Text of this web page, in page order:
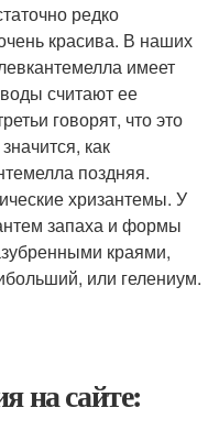
редко
красива. В наших
имеет
считают ее
говорят, что это
как
поздняя.
хризантемы. У
запаха и формы
краями,
или гелениум.
на сайте: